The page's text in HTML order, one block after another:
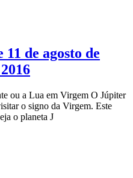
de agosto de
ou a Lua em Virgem O Júpiter
o signo da Virgem. Este
o planeta J